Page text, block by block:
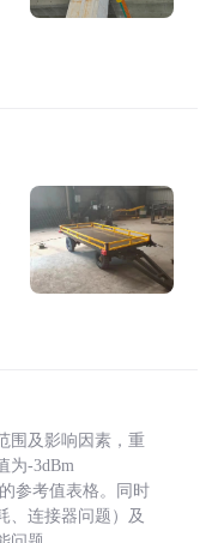
围及影响因素，重
为-3dBm
参考值表格。同时
、连接器问题）及